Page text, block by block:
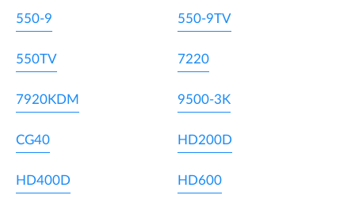
550-9 550-9TV
550TV 7220
7920KDM 9500-3K
CG40 HD200D
HD400D HD600